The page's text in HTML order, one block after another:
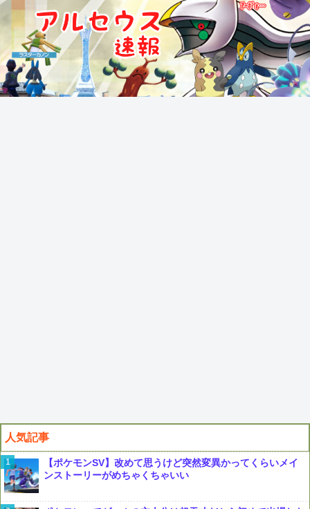
人気記事
【ポケモンSV】改めて思うけど突然変異かってくらいメイ
ンストーリーがめちゃくちゃいい